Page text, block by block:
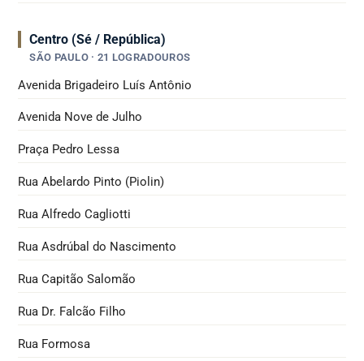
Centro (Sé / República)
SÃO PAULO · 21 LOGRADOUROS
Avenida Brigadeiro Luís Antônio
Avenida Nove de Julho
Praça Pedro Lessa
Rua Abelardo Pinto (Piolin)
Rua Alfredo Cagliotti
Rua Asdrúbal do Nascimento
Rua Capitão Salomão
Rua Dr. Falcão Filho
Rua Formosa